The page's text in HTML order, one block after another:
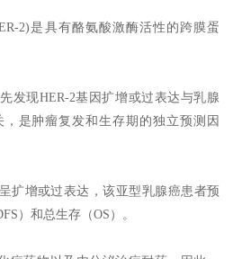
2)是具有酪氨酸激酶活性的跨膜蛋
先发现HER-2基因扩增或过表达与乳腺
是肿瘤复发和生存期的独立预测因
扩增或过表达，该亚型乳腺癌患者预
）和总生存（OS）。